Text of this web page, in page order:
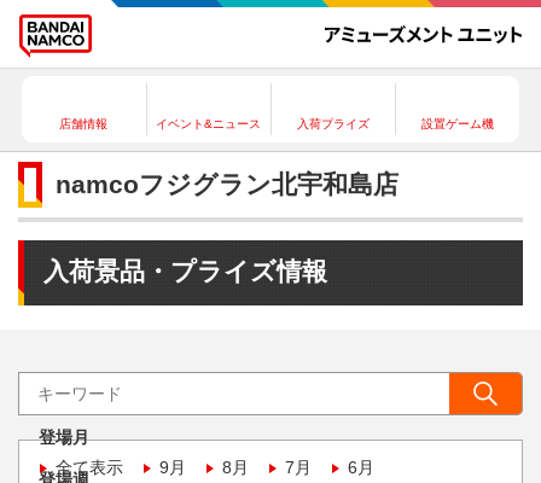
店舗情報 イベント&ニュース 入荷プライズ 設置ゲーム機
namcoフジグラン北宇和島店
入荷景品・プライズ情報
登場月
全て表示
9月 8月 7月 6月